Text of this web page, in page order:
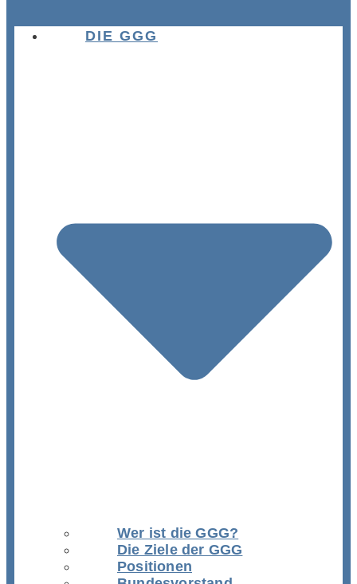
DIE GGG
Wer ist die GGG?
Die Ziele der GGG
Positionen